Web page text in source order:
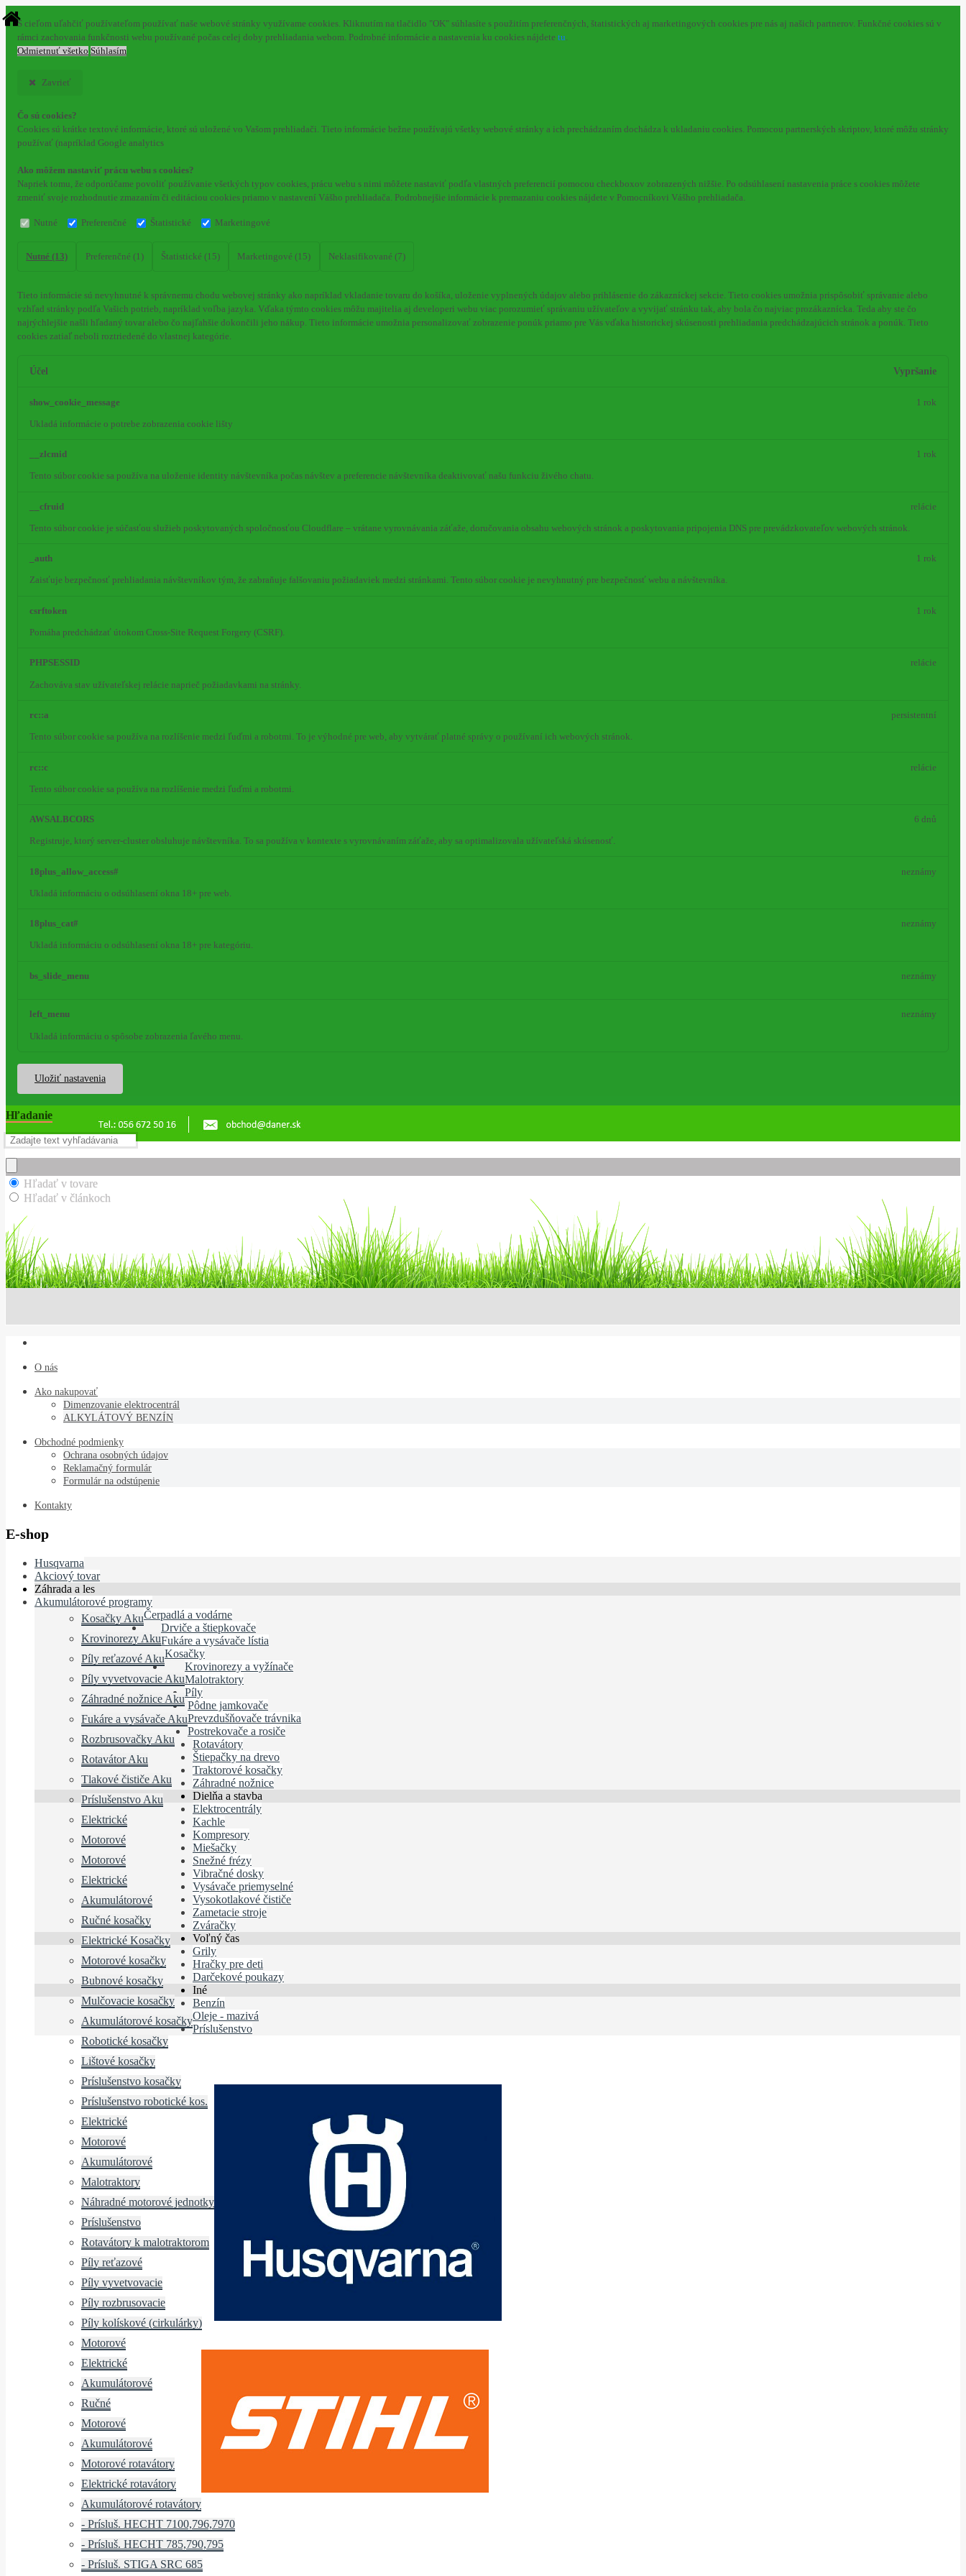
S cieľom uľahčiť používateľom používať naše webové stránky využívame cookies. Kliknutím na tlačidlo "OK" súhlasíte s použitím preferenčných, štatistických aj marketingových cookies pre nás aj našich partnerov. Funkčné cookies sú v
rámci zachovania funkčnosti webu používané počas celej doby prehliadania webom. Podrobné informácie a nastavenia ku cookies nájdete tu.
Odmietnuť všetko Súhlasím
Zavrieť
Čo sú cookies?
Cookies sú krátke textové informácie, ktoré sú uložené vo Vašom prehliadači. Tieto informácie bežne používajú všetky webové stránky a ich prechádzaním dochádza k ukladaniu cookies. Pomocou partnerských skriptov, ktoré môžu stránky
používať (napríklad Google analytics
Ako môžem nastaviť prácu webu s cookies?
Napriek tomu, že odporúčame povoliť používanie všetkých typov cookies, prácu webu s nimi môžete nastaviť podľa vlastných preferencií pomocou checkboxov zobrazených nižšie. Po odsúhlasení nastavenia práce s cookies môžete
zmeniť svoje rozhodnutie zmazaním či editáciou cookies priamo v nastavení Vášho prehliadača. Podrobnejšie informácie k premazaniu cookies nájdete v Pomocníkovi Vášho prehliadača.
Nutné Preferenčné Štatistické Marketingové
Nutné (13) Preferenčné (1) Štatistické (15) Marketingové (15) Neklasifikované (7)
Tieto informácie sú nevyhnutné k správnemu chodu webovej stránky ako napríklad vkladanie tovaru do košíka, uloženie vyplnených údajov alebo prihlásenie do zákazníckej sekcie. Tieto cookies umožnia prispôsobiť správanie alebo
vzhľad stránky podľa Vašich potrieb, napríklad voľba jazyka. Vďaka týmto cookies môžu majitelia aj developeri webu viac porozumieť správaniu užívateľov a vyvijať stránku tak, aby bola čo najviac prozákaznícka. Teda aby ste čo
najrýchlejšie našli hľadaný tovar alebo čo najľahšie dokončili jeho nákup. Tieto informácie umožnia personalizovať zobrazenie ponúk priamo pre Vás vďaka historickej skúsenosti prehliadania predchádzajúcich stránok a ponúk. Tieto
cookies zatiaľ neboli roztriedené do vlastnej kategórie.
Účel Vypršanie
show_cookie_message
Ukladá informácie o potrebe zobrazenia cookie lišty
1 rok
__zlcmid
Tento súbor cookie sa používa na uloženie identity návštevníka počas návštev a preferencie návštevníka deaktivovať našu funkciu živého chatu.
1 rok
__cfruid
Tento súbor cookie je súčasťou služieb poskytovaných spoločnosťou Cloudflare – vrátane vyrovnávania záťaže, doručovania obsahu webových stránok a poskytovania pripojenia DNS pre prevádzkovateľov webových stránok.
relácie
_auth
Zaisťuje bezpečnosť prehliadania návštevníkov tým, že zabraňuje falšovaniu požiadaviek medzi stránkami. Tento súbor cookie je nevyhnutný pre bezpečnosť webu a návštevníka.
1 rok
csrftoken
Pomáha predchádzať útokom Cross-Site Request Forgery (CSRF).
1 rok
PHPSESSID
Zachováva stav užívateľskej relácie naprieč požiadavkami na stránky.
relácie
rc::a
Tento súbor cookie sa používa na rozlíšenie medzi ľuďmi a robotmi. To je výhodné pre web, aby vytvárať platné správy o používaní ich webových stránok.
persistentní
rc::c
Tento súbor cookie sa používa na rozlíšenie medzi ľuďmi a robotmi.
relácie
AWSALBCORS
Registruje, ktorý server-cluster obsluhuje návštevníka. To sa používa v kontexte s vyrovnávaním záťaže, aby sa optimalizovala užívateľská skúsenosť.
6 dnů
18plus_allow_access#
Ukladá informáciu o odsúhlasení okna 18+ pre web.
neznámy
18plus_cat#
Ukladá informáciu o odsúhlasení okna 18+ pre kategóriu.
neznámy
bs_slide_menu neznámy
left_menu
Ukladá informáciu o spôsobe zobrazenia ľavého menu.
neznámy
Uložiť nastavenia
Hľadanie
Hľadať v tovare
Hľadať v článkoch
O nás
Ako nakupovať
Dimenzovanie elektrocentrál
ALKYLÁTOVÝ BENZÍN
Obchodné podmienky
Ochrana osobných údajov
Reklamačný formulár
Formulár na odstúpenie
Kontakty
E-shop
Husqvarna
Akciový tovar
Záhrada a les
Akumulátorové programy
Kosačky Aku
Krovinorezy Aku
Píly reťazové Aku
Píly vyvetvovacie Aku
Záhradné nožnice Aku
Fukáre a vysávače Aku
Rozbrusovačky Aku
Rotavátor Aku
Tlakové čističe Aku
Príslušenstvo Aku
Čerpadlá a vodárne
Drviče a štiepkovače
Elektrické
Motorové
Fukáre a vysávače lístia
Motorové
Elektrické
Akumulátorové
Kosačky
Ručné kosačky
Elektrické Kosačky
Motorové kosačky
Bubnové kosačky
Mulčovacie kosačky
Akumulátorové kosačky
Robotické kosačky
Lištové kosačky
Príslušenstvo kosačky
Príslušenstvo robotické kos.
Krovinorezy a vyžínače
Elektrické
Motorové
Akumulátorové
Malotraktory
Malotraktory
Náhradné motorové jednotky
Príslušenstvo
Rotavátory k malotraktorom
Píly
Píly reťazové
Píly vyvetvovacie
Píly rozbrusovacie
Píly kolískové (cirkulárky)
Pôdne jamkovače
Prevzdušňovače trávnika
Motorové
Elektrické
Akumulátorové
Postrekovače a rosiče
Ručné
Motorové
Akumulátorové
Rotavátory
Motorové rotavátory
Elektrické rotavátory
Akumulátorové rotavátory
- Prísluš. HECHT 7100,796,7970
- Prísluš. HECHT 785,790,795
- Prísluš. STIGA SRC 685
Štiepačky na drevo
Traktorové kosačky
Záhradné nožnice
Dielňa a stavba
Elektrocentrály
Kachle
Kompresory
Miešačky
Snežné frézy
Vibračné dosky
Vysávače priemyselné
Vysokotlakové čističe
Zametacie stroje
Zváračky
Voľný čas
Grily
Hračky pre deti
Darčekové poukazy
Iné
Benzín
Oleje - mazivá
Príslušenstvo